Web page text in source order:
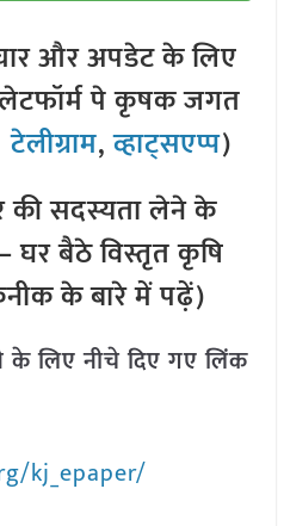
और अपडेट के लिए
पे कृषक जगत
टेलीग्राम,व्हाट्सएप्प)
सदस्यता लेने के
घर बैठे विस्तृत कृषि
के बारे में पढ़ें)
लिए नीचे दिए गए लिंक
kj_epaper/